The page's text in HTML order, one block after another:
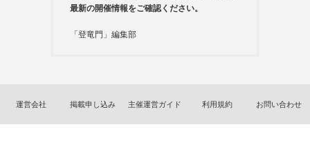
最新の開催情報をご確認ください。
「登竜門」編集部
運営会社 掲載申し込み 主催運営ガイド 利用規約 お問い合わせ